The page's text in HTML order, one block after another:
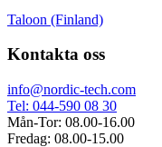
Taloon (Finland)
Kontakta oss
info@nordic-tech.com
Tel: 044-590 08 30
Mån-Tor: 08.00-16.00
Fredag: 08.00-15.00